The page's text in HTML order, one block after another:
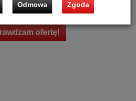
ofertę!
Odmowa Zgoda